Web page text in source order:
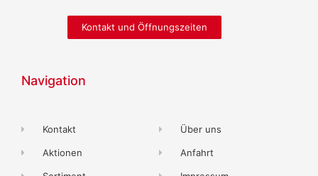
Kontakt und Öffnungszeiten
Navigation
Kontakt
Aktionen
Über uns
Anfahrt